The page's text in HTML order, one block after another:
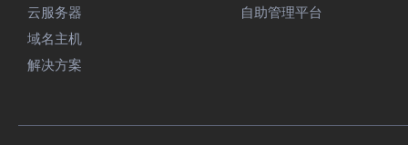
云服务器
域名主机
解决方案
自助管理平台